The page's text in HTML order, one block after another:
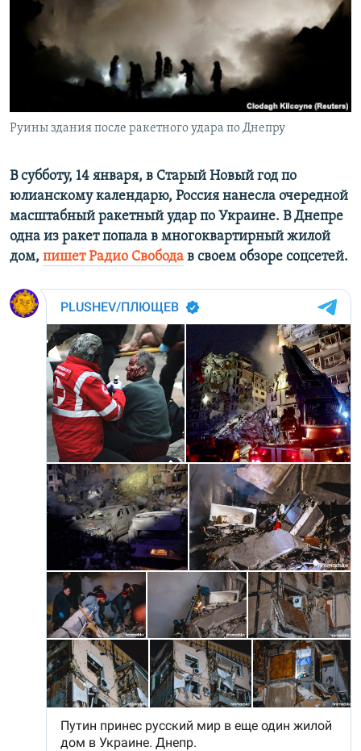
ПОБЕДИТЕЛЕЙ НЕ СУДЯТ?
КРЫМ.НЕПОКОРЕННЫЙ
УКРАИНСКАЯ ПРОБЛЕМА КРЫМА
ПРИСОЕДИНЯЙТЕСЬ!
Все сайты RFE/RL
Руины здания после ракетного удара по Днепру
В субботу, 14 января, в Старый Новый год по
юлианскому календарю, Россия нанесла очередной
масштабный ракетный удар по Украине. В Днепре
одна из ракет попала в многоквартирный жилой
дом, пишет Радио Свобода в своем обзоре соцсетей.